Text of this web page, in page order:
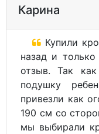
Карина
Купили
назад и
отзыв. Так
подушку
привезли как
190 см со
мы выбирали